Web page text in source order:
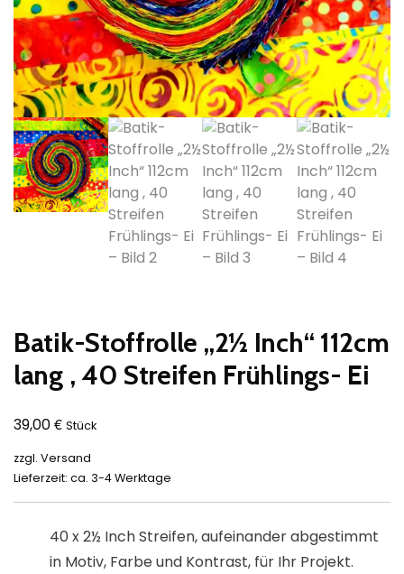
Batik-Stoffrolle „2½ Inch“ 112cm
lang , 40 Streifen Frühlings- Ei
39,00€ Stück
zzgl. Versand
Lieferzeit: ca. 3-4 Werktage
40 x 2½ Inch Streifen, aufeinander abgestimmt
in Motiv, Farbe und Kontrast, für Ihr Projekt.